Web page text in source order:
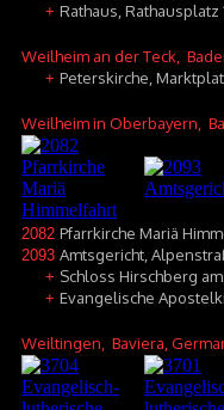
+ Rathaus, Rathausplatz
Weilheim an der Teck ,
+ Peterskirche,
Weilheim in Oberbayern ,
2082 Pfarrkirche Mariä
2093 Amtsgericht,
+ Schloss Hirschberg
+ Evangelische
Weiltingen , Baviera,